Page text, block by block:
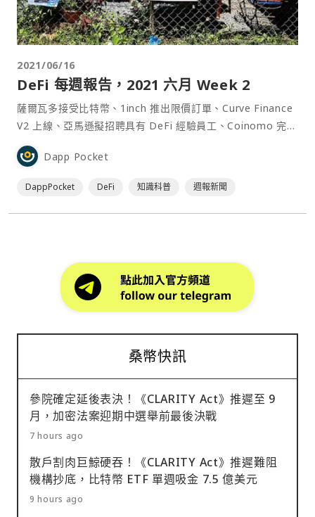
2021/06/16
DeFi‌ ‌每‌週‌報‌告，2021 ‌六月‌ ‌Week‌ ‌2
薩爾瓦多接受比特幣、1inch 推出限價訂單、Curve Finance
V2 上線、亞馬遜擬招聘具有 DeFi 經驗員工、Coinomo 完成
新一輪募資。 親愛的 DeFi 愛好者，如果你在過去半年被飆
漲的幣價吸引而進入加密貨幣領域，Now i⋯
Dapp Pocket
DappPocket DeFi 知識科普 週報新聞
桑幣快訊
參院確定延後表決！《CLARITY Act》推遲至 9
月，加密法案迎期中選舉前最後決戰
7 hours ago
散戶割肉巨鯨硬吞！《CLARITY Act》推遲難阻
機構抄底，比特幣 ETF 單週吸金 7.5 億美元
9 hours ago